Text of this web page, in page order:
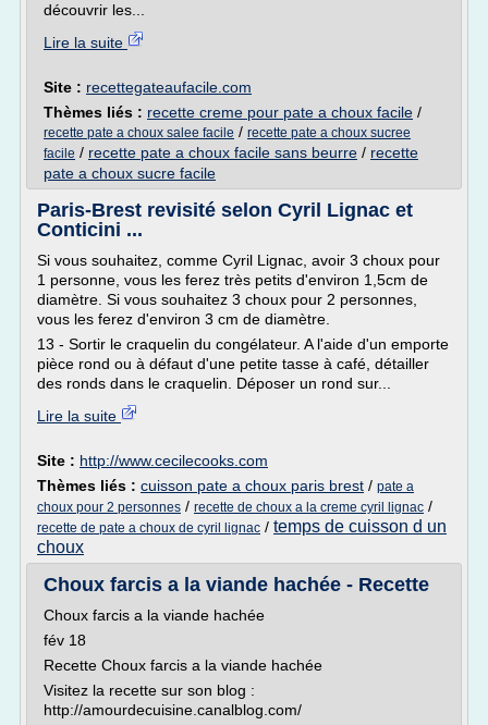
découvrir les...
Lire la suite
Site : recettegateaufacile.com
Thèmes liés : recette creme pour pate a choux facile /
recette pate a choux salee facile / recette pate a choux sucree
facile / recette pate a choux facile sans beurre / recette
pate a choux sucre facile
Paris-Brest revisité selon Cyril Lignac et
Conticini ...
Si vous souhaitez, comme Cyril Lignac, avoir 3 choux pour
1 personne, vous les ferez très petits d'environ 1,5cm de
diamètre. Si vous souhaitez 3 choux pour 2 personnes,
vous les ferez d'environ 3 cm de diamètre.
13 - Sortir le craquelin du congélateur. A l'aide d'un emporte
pièce rond ou à défaut d'une petite tasse à café, détailler
des ronds dans le craquelin. Déposer un rond sur...
Lire la suite
Site : http://www.cecilecooks.com
Thèmes liés : cuisson pate a choux paris brest / pate a
choux pour 2 personnes / recette de choux a la creme cyril lignac /
recette de pate a choux de cyril lignac / temps de cuisson d un
choux
Choux farcis a la viande hachée - Recette
Choux farcis a la viande hachée
fév 18
Recette Choux farcis a la viande hachée
Visitez la recette sur son blog :
http://amourdecuisine.canalblog.com/